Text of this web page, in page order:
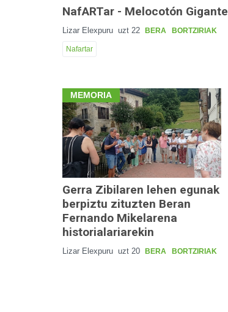
NafARTar - Melocotón Gigante
Lizar Elexpuru uzt 22 BERA BORTZIRIAK
Nafartar
MEMORIA
Gerra Zibilaren lehen egunak
berpiztu zituzten Beran
Fernando Mikelarena
historialariarekin
Lizar Elexpuru uzt 20 BERA BORTZIRIAK